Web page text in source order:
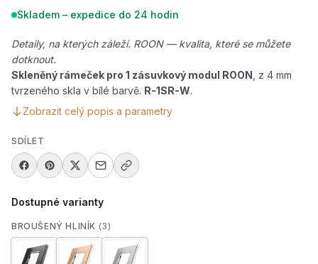
Skladem – expedice do 24 hodin
Detaily, na kterých záleží. ROON — kvalita, které se můžete
dotknout.
Skleněný rámeček pro 1 zásuvkový modul ROON , z 4 mm
tvrzeného skla v bílé barvě. R-1SR-W.
Zobrazit celý popis a parametry
SDÍLET
Dostupné varianty
BROUŠENÝ HLINÍK (3)